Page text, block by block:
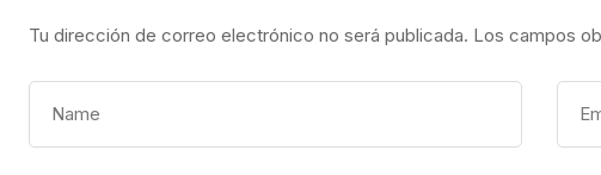
Tu dirección de correo electrónico no será publicada. Los campos